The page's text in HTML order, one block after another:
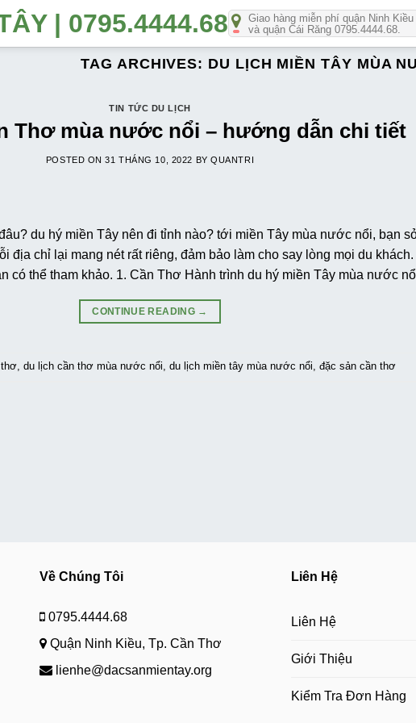
Giao hàng miễn phí quận Ninh Kiều
và quận Cái Răng 0795.4444.68.
TAG ARCHIVES: DU LỊCH MIỀN TÂY MÙA
TIN TỨC DU LỊCH
Thơ mùa nước nổi – hướng dẫn chi tiết
POSTED ON31 THÁNG 10, 2022 BYQUANTRI
du hý miền Tây nên đi tỉnh nào? tới miền Tây mùa nước nổi, bạn
địa chỉ lại mang nét rất riêng, đảm bảo làm cho say lòng mọi du
có thể tham khảo. 1. Cần Thơ Hành trình du hý miền Tây mùa nước
CONTINUE READING →
du lịch cần thơ mùa nước nổi du lịch miền tây mùa nước nổi đặc sản cần thơ
Về Chúng Tôi
0795.4444.68
Quận Ninh Kiều, Tp. Cần Thơ
lienhe@dacsanmientay.org
Liên Hệ
Liên Hệ
Giới Thiệu
Kiểm Tra Đơn Hàng